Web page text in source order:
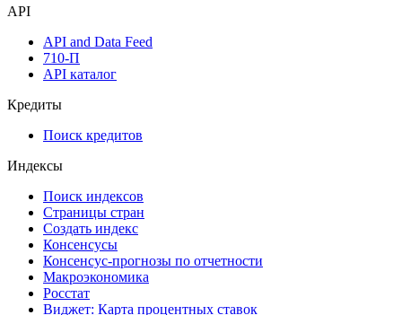
Мобильное приложение Cbonds
API
API and Data Feed
API каталог
Кредиты
Поиск кредитов
Индексы
Поиск индексов
Страницы стран
Создать индекс
Консенсусы